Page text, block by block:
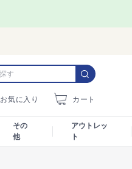
お気に入り カート
その
他
アウトレッ
ト